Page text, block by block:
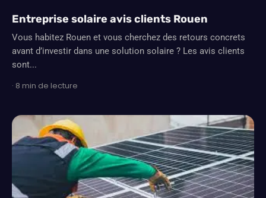
Entreprise solaire avis clients Rouen
Vous habitez Rouen et vous cherchez des retours concrets
avant d’investir dans une solution solaire ? Les avis clients
sont...
· 8 min de lecture